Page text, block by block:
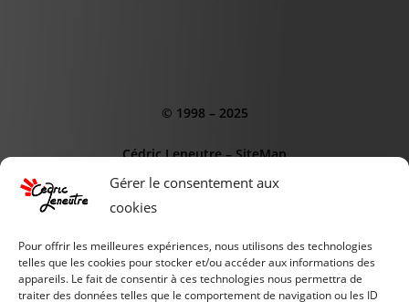
Gérer le consentement aux
cookies
Pour offrir les meilleures expériences, nous utilisons des technologies
telles que les cookies pour stocker et/ou accéder aux informations des
appareils. Le fait de consentir à ces technologies nous permettra de
traiter des données telles que le comportement de navigation ou les ID
© 1998 – 2025
Cédric Leneutre–SiteMap
CE SITE EST SOUTENUS PAR :